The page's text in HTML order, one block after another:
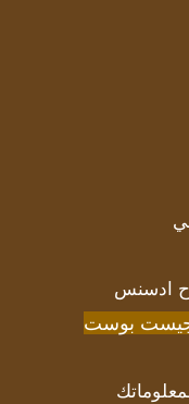
ادسنس
بوست